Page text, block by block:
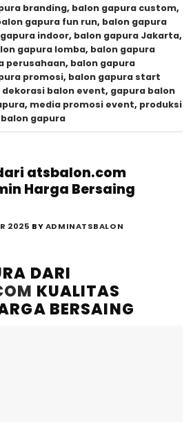
branding, balon gapura custom,
gapura fun run, balon gapura
indoor, balon gapura Jakarta,
gapura lomba, balon gapura
perusahaan, balon gapura
promosi, balon gapura start
dekorasi balon event, gapura balon
, media promosi event, produksi
gapura
atsbalon.com
Harga Bersaing
2025 BYADMINATSBALON
DARI
KUALITAS
BERSAING